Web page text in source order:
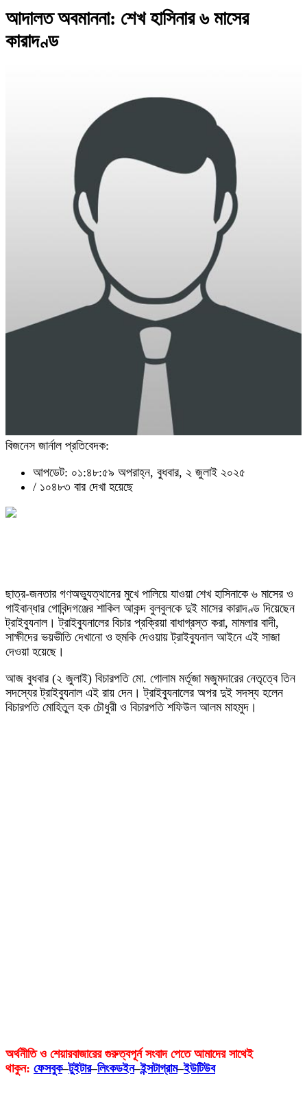
আদালত অবমাননা: শেখ হাসিনার ৬ মাসের
কারাদণ্ড
বিজনেস জার্নাল প্রতিবেদক:
আপডেট: ০১:৪৮:৫৯ অপরাহ্ন, বুধবার, ২ জুলাই ২০২৫
/ ১০৪৮৩ বার দেখা হয়েছে
ছাত্র-জনতার গণঅভ্যুত্থানের মুখে পালিয়ে যাওয়া শেখ হাসিনাকে ৬ মাসের ও
গাইবান্ধার গোবিন্দগঞ্জের শাকিল আকন্দ বুলবুলকে দুই মাসের কারাদণ্ড দিয়েছেন
ট্রাইব্যুনাল। ট্রাইব্যুনালের বিচার প্রক্রিয়া বাধাগ্রস্ত করা, মামলার বাদী,
সাক্ষীদের ভয়ভীতি দেখানো ও হুমকি দেওয়ায় ট্রাইব্যুনাল আইনে এই সাজা
দেওয়া হয়েছে।
আজ বুধবার (২ জুলাই) বিচারপতি মো. গোলাম মর্তূজা মজুমদারের নেতৃত্বে তিন
সদস্যের ট্রাইব্যুনাল এই রায় দেন। ট্রাইব্যুনালের অপর দুই সদস্য হলেন
বিচারপতি মোহিতুল হক চৌধুরী ও বিচারপতি শফিউল আলম মাহমুদ।
অর্থনীতি ও শেয়ারবাজারের গুরুত্বপূর্ন সংবাদ পেতে আমাদের সাথেই
থাকুন: ফেসবুক–টুইটার–লিংকডইন–ইন্সটাগ্রাম–ইউটিউব